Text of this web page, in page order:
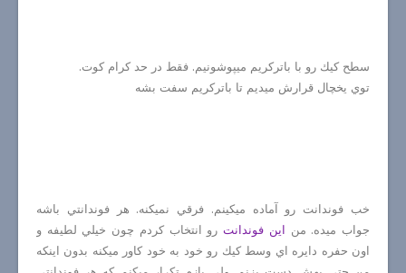
سطح كيك رو با باتركريم ميپوشونيم. فقط در حد كرام كوت.
توي يخچال قرارش ميديم تا باتركريم سفت بشه
خب فوندانت رو آماده ميكينم. فرقي نميكنه. هر فوندانتي باشه
جواب ميده. من اين فوندانترو انتخاب كردم چون خيلي لطيفه و
اون حفره دايره اي وسط كيك رو خود به خود كاور ميكنه بدون اينكه